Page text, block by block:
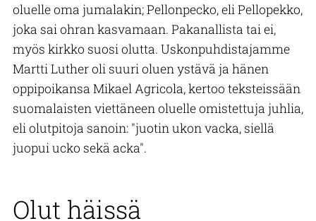
oluelle oma jumalakin; Pellonpecko, eli Pellopekko,
joka sai ohran kasvamaan. Pakanallista tai ei,
myös kirkko suosi olutta. Uskonpuhdistajamme
Martti Luther oli suuri oluen ystävä ja hänen
oppipoikansa Mikael Agricola, kertoo teksteissään
suomalaisten viettäneen oluelle omistettuja juhlia,
eli olutpitoja sanoin: "juotin ukon vacka, siellä
juopui ucko sekä acka".
Olut häissä